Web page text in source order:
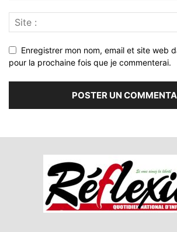
Enregistrer mon nom, email et site web
pour la prochaine fois que je commenterai.